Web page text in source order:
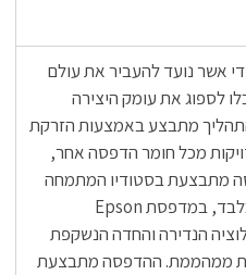
אשר נועד להעביר את עולם
לספוג את עומק היצירה
מתבצע באמצעות הזרקת
מכל חומר הדפסה אחר,
מתבצעת בסטודיו המתמחה
בהדפסה על נייר צילום מקצועי בלבד, במדפסת Epson
והרזולוציה הנדירה והחדה הנשקפת
ממהממת. ההדפסה מתבצעת